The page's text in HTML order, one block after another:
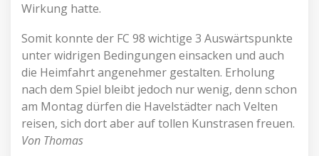
Wirkung hatte.
Somit konnte der FC 98 wichtige 3 Auswärtspunkte
unter widrigen Bedingungen einsacken und auch
die Heimfahrt angenehmer gestalten. Erholung
nach dem Spiel bleibt jedoch nur wenig, denn schon
am Montag dürfen die Havelstädter nach Velten
reisen, sich dort aber auf tollen Kunstrasen freuen.
Von Thomas